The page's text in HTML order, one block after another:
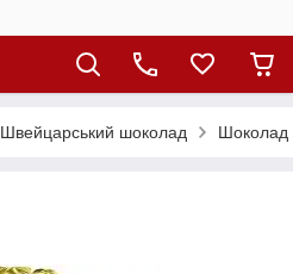
Швейцарський шоколад Шоколад